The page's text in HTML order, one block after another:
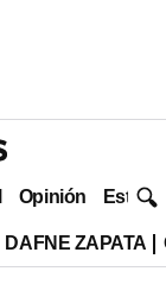
Opinión Estilo
DAFNE ZAPATA